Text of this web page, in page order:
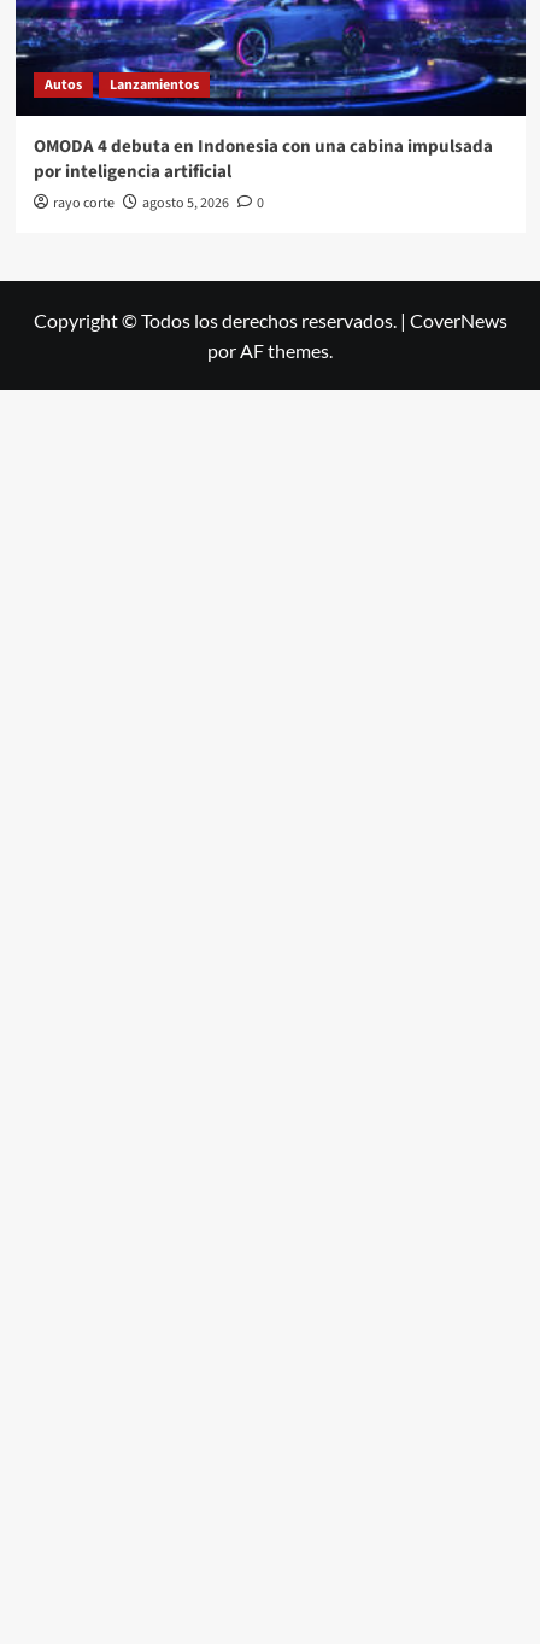
Autos Lanzamientos
OMODA 4 debuta en Indonesia con una cabina impulsada
por inteligencia artificial
rayo corte agosto 5, 2026 0
Copyright © Todos los derechos reservados. | CoverNews
por AF themes.